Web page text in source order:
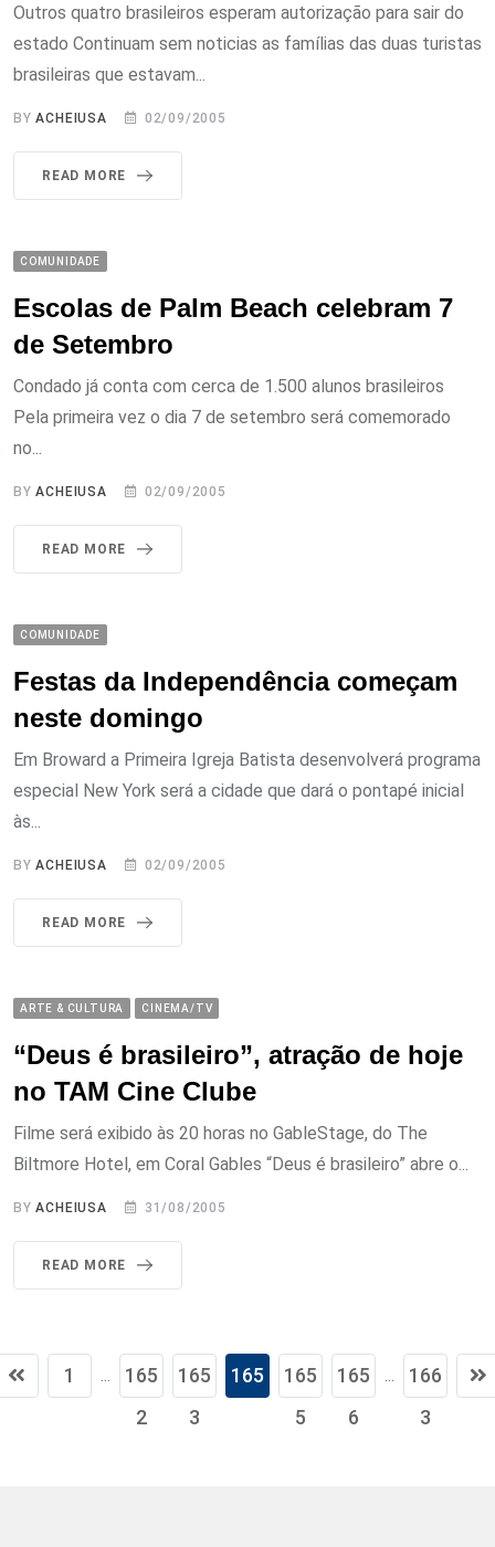
Outros quatro brasileiros esperam autorização para sair do
estado Continuam sem noticias as famílias das duas turistas
brasileiras que estavam...
BYACHEIUSA 02/09/2005
READ MORE
COMUNIDADE
Escolas de Palm Beach celebram 7
de Setembro
Condado já conta com cerca de 1.500 alunos brasileiros
Pela primeira vez o dia 7 de setembro será comemorado
no...
BYACHEIUSA 02/09/2005
READ MORE
COMUNIDADE
Festas da Independência começam
neste domingo
Em Broward a Primeira Igreja Batista desenvolverá programa
especial New York será a cidade que dará o pontapé inicial
às...
BYACHEIUSA 02/09/2005
READ MORE
ARTE & CULTURA CINEMA/TV
“Deus é brasileiro”, atração de hoje
no TAM Cine Clube
Filme será exibido às 20 horas no GableStage, do The
Biltmore Hotel, em Coral Gables “Deus é brasileiro” abre o...
BYACHEIUSA 31/08/2005
READ MORE
1
165
2
165
3
165
165
5
165
6
166
3